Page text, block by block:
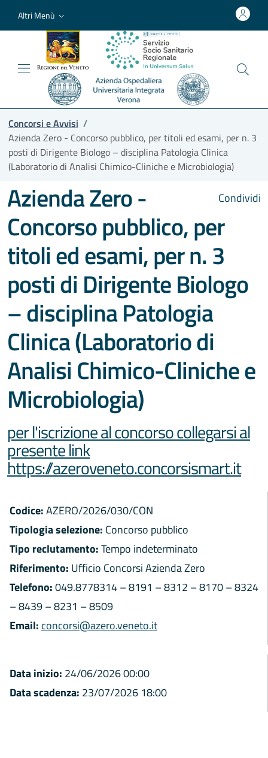
Altri Menù
Concorsi e Avvisi /
Azienda Zero - Concorso pubblico, per titoli ed esami, per n. 3
posti di Dirigente Biologo – disciplina Patologia Clinica
(Laboratorio di Analisi Chimico-Cliniche e Microbiologia)
Condividi
Azienda Zero -
Concorso pubblico, per
titoli ed esami, per n. 3
posti di Dirigente Biologo
– disciplina Patologia
Clinica (Laboratorio di
Analisi Chimico-Cliniche e
Microbiologia)
per l'iscrizione al concorso collegarsi al
presente link
https://azeroveneto.concorsismart.it
Codice:AZERO/2026/030/CON
Tipologia selezione: Concorso pubblico
Tipo reclutamento:Tempo indeterminato
Riferimento: Ufficio Concorsi Azienda Zero
Telefono:049.8778314 – 8191 – 8312 – 8170 – 8324
– 8439 – 8231 – 8509
Email: concorsi@azero.veneto.it
Data inizio: 24/06/2026 00:00
Data scadenza: 23/07/2026 18:00